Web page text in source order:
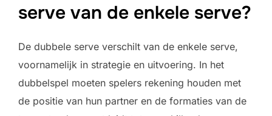
serve van de enkele serve?
De dubbele serve verschilt van de enkele serve,
voornamelijk in strategie en uitvoering. In het
dubbelspel moeten spelers rekening houden met
de positie van hun partner en de formaties van de